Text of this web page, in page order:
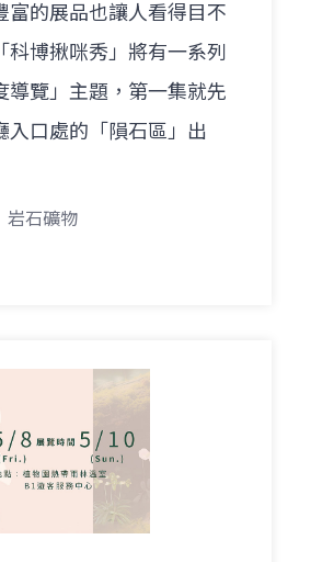
富的展品也讓人看得目不
科博揪咪秀」將有一系列
導覽」主題，第一集就先
入口處的「隕石區」出
岩石礦物